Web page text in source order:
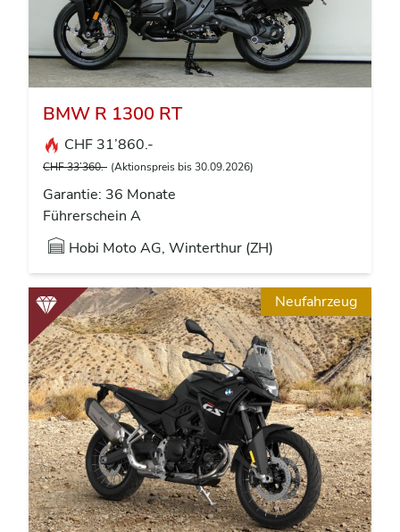
BMW R 1300 RT
CHF 31’860.-
CHF 33’360.- (Aktionspreis bis 30.09.2026)
Garantie: 36 Monate
Führerschein A
Hobi Moto AG, Winterthur (ZH)
Neufahrzeug